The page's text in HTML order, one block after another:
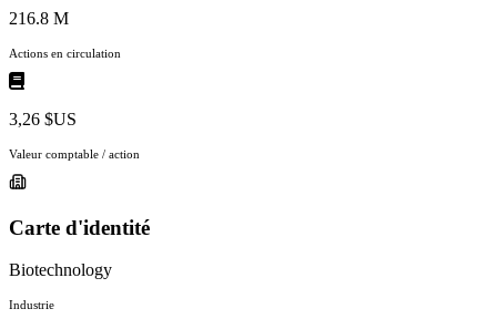
216.8 M
Actions en circulation
3,26 $US
Valeur comptable / action
Carte d'identité
Biotechnology
Industrie